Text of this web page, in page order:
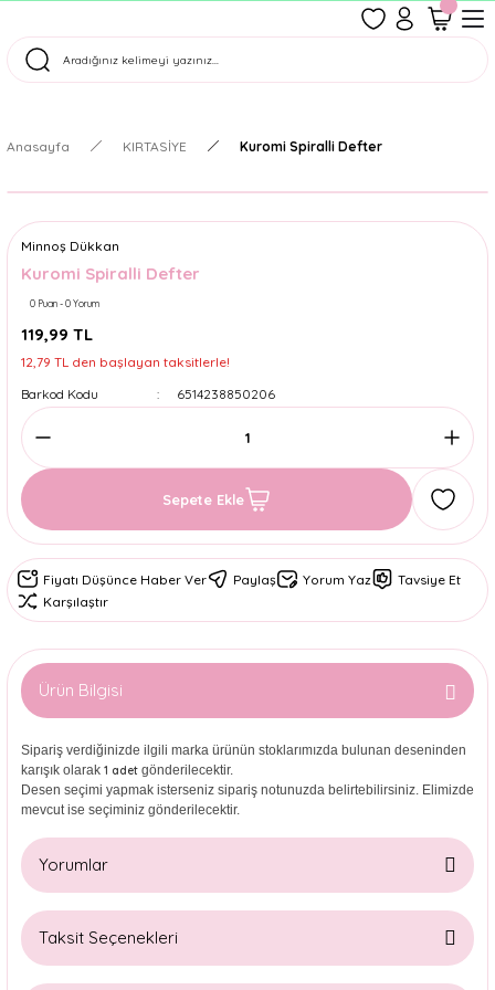
Tüm Siparişler Aynı Gün Kargoda!
Anasayfa KIRTASİYE Kuromi Spiralli Defter
Minnoş Dükkan
Kuromi Spiralli Defter
0 Puan - 0 Yorum
119,99 TL
12,79 TL den başlayan taksitlerle!
Barkod Kodu
6514238850206
Sepete Ekle
Fiyatı Düşünce Haber Ver Paylaş Yorum Yaz
Tavsiye Et
Karşılaştır
Ürün Bilgisi
Sipariş verdiğinizde ilgili marka ürünün stoklarımızda bulunan deseninden
karışık olarak 1 adet gönderilecektir.
Desen seçimi yapmak isterseniz sipariş notunuzda belirtebilirsiniz. Elimizde
mevcut ise seçiminiz gönderilecektir.
Yorumlar
Taksit Seçenekleri